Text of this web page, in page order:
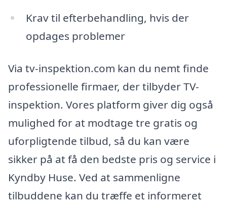
Krav til efterbehandling, hvis der
opdages problemer
Via tv-inspektion.com kan du nemt finde
professionelle firmaer, der tilbyder TV-
inspektion. Vores platform giver dig også
mulighed for at modtage tre gratis og
uforpligtende tilbud, så du kan være
sikker på at få den bedste pris og service i
Kyndby Huse. Ved at sammenligne
tilbuddene kan du træffe et informeret